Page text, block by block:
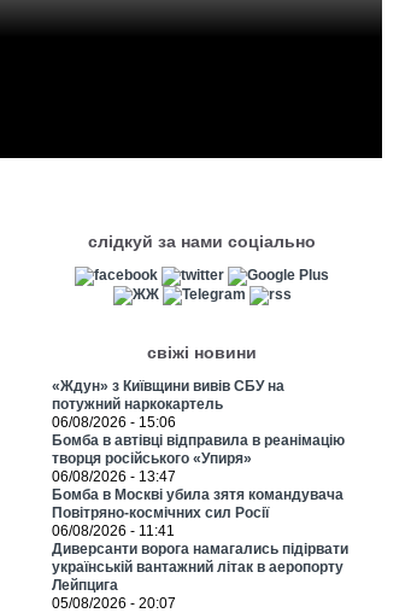
слідкуй за нами соціально
свіжі новини
«Ждун» з Київщини вивів СБУ на
потужний наркокартель
06/08/2026 - 15:06
Бомба в автівці відправила в реанімацію
творця російського «Упиря»
06/08/2026 - 13:47
Бомба в Москві убила зятя командувача
Повітряно-космічних сил Росії
06/08/2026 - 11:41
Диверсанти ворога намагались підірвати
українській вантажний літак в аеропорту
Лейпцига
05/08/2026 - 20:07